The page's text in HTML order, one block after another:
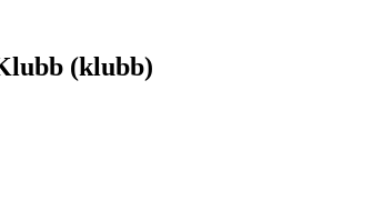
(klubb)